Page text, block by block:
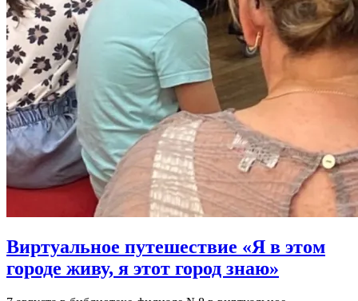
Виртуальное путешествие «Я в этом
городе живу, я этот город знаю»